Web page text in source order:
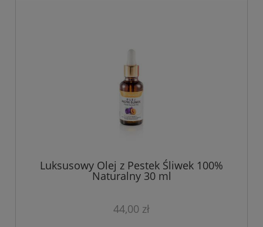
Luksusowy Olej z Pestek Śliwek 100%
Naturalny 30 ml
44,00 zł